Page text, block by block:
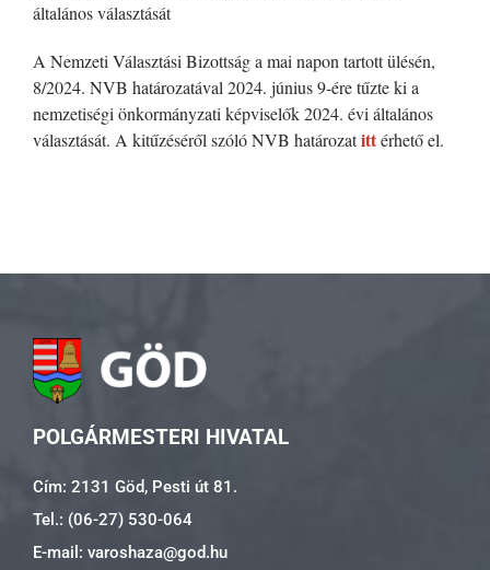
általános választását
A Nemzeti Választási Bizottság a mai napon tartott ülésén,
8/2024. NVB határozatával 2024. június 9-ére tűzte ki a
nemzetiségi önkormányzati képviselők 2024. évi általános
választását. A kitűzéséről szóló NVB határozatittérhető el.
POLGÁRMESTERI HIVATAL
Cím: 2131 Göd, Pesti út 81.
Tel.: (06-27) 530-064
E-mail: varoshaza@god.hu